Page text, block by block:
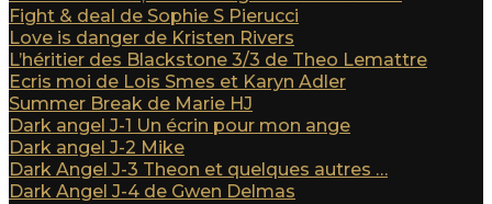
Fight & deal de Sophie S Pierucci
Love is danger de Kristen Rivers
L’héritier des Blackstone 3/3 de Theo Lemattre
Ecris moi de Lois Smes et Karyn Adler
Summer Break de Marie HJ
Dark angel J-1 Un écrin pour mon ange
Dark angel J-2 Mike
Dark Angel J-3 Theon et quelques autres …
Dark Angel J-4 de Gwen Delmas